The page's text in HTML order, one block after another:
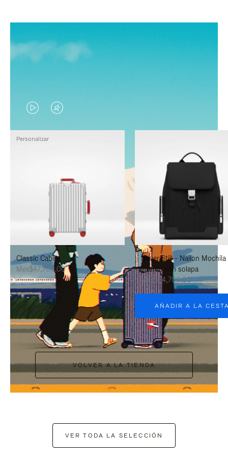
EL
VÍDEO
PAUSADO,
PARA
PAUSARLO.
EL
SONIDO
ESTÁ
DESACTIVADO:
PULSE
PARA
ACTIVARLO.
Classic Cabin
Mex$47,700.00
Personalizar
Never Still - Nailon Mochila
grande con solapa
Mex$34,700.00
AÑADIR A LA
VOLVER A LA TIENDA
VER TODA LA SELECCIÓN